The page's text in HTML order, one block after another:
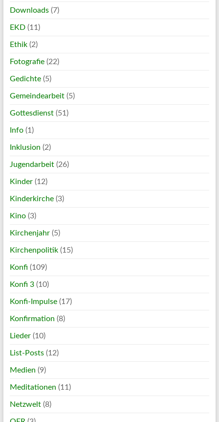
Downloads(7)
EKD(11)
Ethik(2)
Fotografie(22)
Gedichte(5)
Gemeindearbeit(5)
Gottesdienst(51)
Info(1)
Inklusion (2)
Jugendarbeit(26)
Kinder(12)
Kinderkirche(3)
Kino(3)
Kirchenjahr(5)
Kirchenpolitik(15)
Konfi (109)
Konfi 3(10)
Konfi-Impulse(17)
Konfirmation (8)
Lieder(10)
List-Posts(12)
Medien (9)
Meditationen (11)
Netzwelt(8)